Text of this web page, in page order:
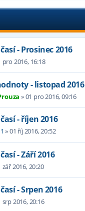
- Prosinec 2016
pro 2016, 16:18
- listopad 2016
»01 pro 2016, 09:16
- říjen 2016
»01 říj 2016, 20:52
- Září 2016
zář 2016, 20:20
- Srpen 2016
srp 2016, 20:16